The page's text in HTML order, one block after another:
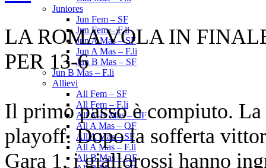
Juniores
Jun Fem – SF
Jun Fem – F.li
Jun A Mas – SF
Jun A Mas – F.li
Jun B Mas – SF
Jun B Mas – F.li
Allievi
All Fem – SF
All Fem – F.li
All A-B Mas – OF
All A Mas – QF
All A Mas – SF
All A Mas – F.li
All B Mas – QF
LA ROMA VOLA IN
PER 13-6
Il primo passo è compiuto.
playoff. Dopo la sofferta
Gara 1, i giallorossi hanno